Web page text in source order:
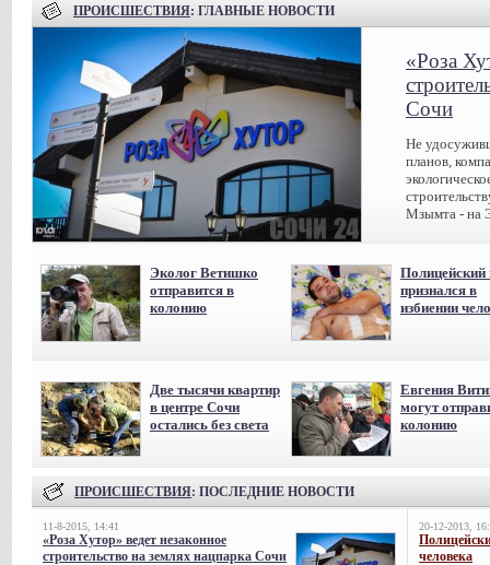
ПРОИСШЕСТВИЯ: ГЛАВНЫЕ НОВОСТИ
«Роза
Сочи
Не
планов,
Мзымта - на
Эколог Ветишко
отправится в
колонию
Полицейский
признался в
избиении
Две тысячи квартир
в центре Сочи
остались без света
Евгения
могут
колонию
ПРОИСШЕСТВИЯ: ПОСЛЕДНИЕ НОВОСТИ
11-8-2015, 14:41
«Роза Хутор» ведет незаконное
строительство на землях нацпарка Сочи
20-12-2013,
человека